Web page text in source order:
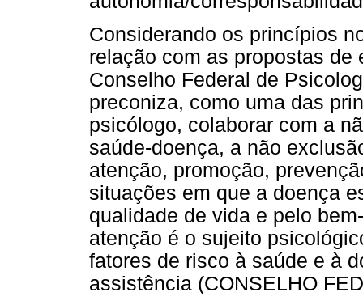
Considerando os princípios
relação com as propostas
Conselho Federal de
preconiza, como uma das
psicólogo, colaborar com a
saúde-doença, a não
atenção, promoção,
situações em que a doença
qualidade de vida e pelo
atenção é o sujeito
fatores de risco à saúde e à
assistência (CONSELHO